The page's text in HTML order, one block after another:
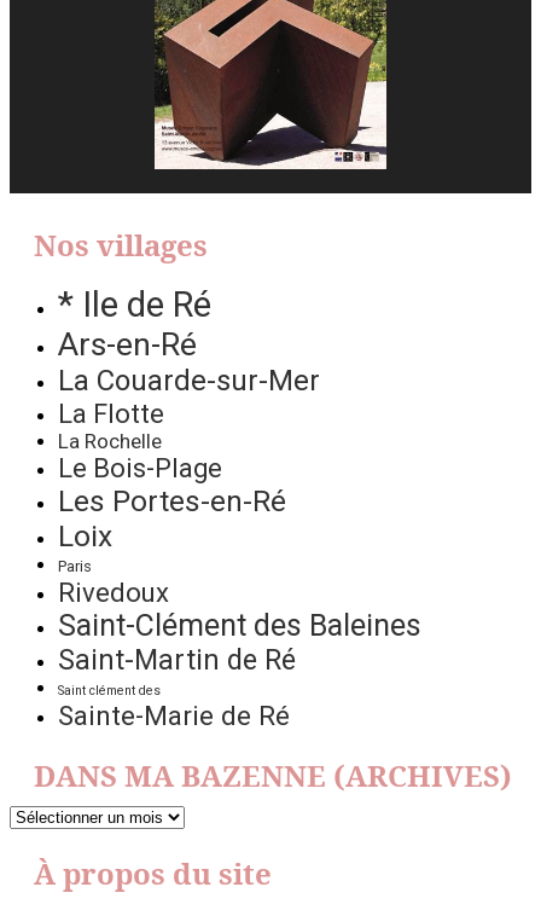
Nos villages
* Ile de Ré
Ars-en-Ré
La Couarde-sur-Mer
La Flotte
La Rochelle
Le Bois-Plage
Les Portes-en-Ré
Loix
Paris
Rivedoux
Saint-Clément des Baleines
Saint-Martin de Ré
Saint clément des
Sainte-Marie de Ré
DANS MA BAZENNE (ARCHIVES)
DANS
BAZENNE
(ARCHIVES)
À propos du site